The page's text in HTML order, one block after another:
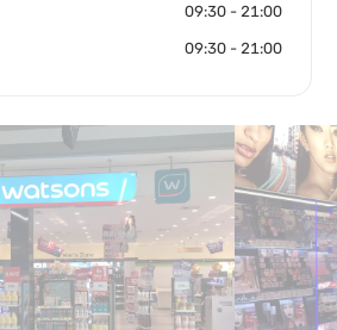
09:30 - 21:00
09:30 - 21:00